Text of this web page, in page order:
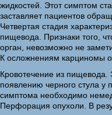
жидкостей. Этот симптом
заставляет пациентов
Четвертая стадия
пищевода. Признаки того,
орган, невозможно не
К осложнениям карциномы
Кровотечение из пищевода.
появлению черного стула у
симптома необходимо
Перфорация опухоли. В